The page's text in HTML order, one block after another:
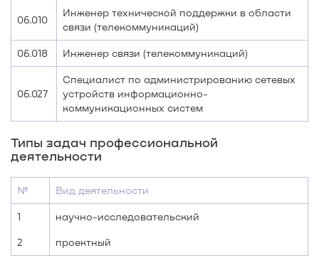
06.010
Инженер технической поддержки в области
связи (телекоммуникаций)
06.018 Инженер связи (телекоммуникаций)
06.027
Специалист по администрированию сетевых
устройств информационно-
коммуникационных систем
Типы задач профессиональной
деятельности
№ Вид деятельности
1 научно-исследовательский
2 проектный